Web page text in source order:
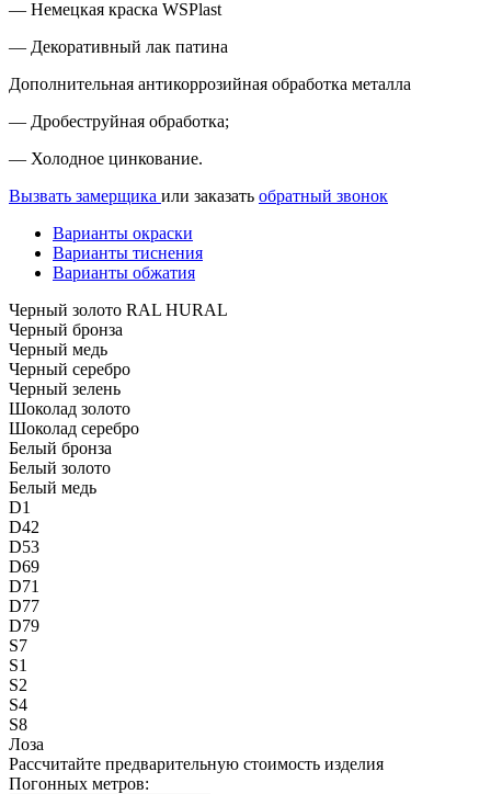
— Немецкая краска WSPlast
— Декоративный лак патина
Дополнительная антикоррозийная обработка металла
— Дробеструйная обработка;
— Холодное цинкование.
Вызвать замерщика или заказать обратный звонок
Варианты окраски
Варианты тиснения
Варианты обжатия
Черный золото RAL HURAL
Черный бронза
Черный медь
Черный серебро
Черный зелень
Шоколад золото
Шоколад серебро
Белый бронза
Белый золото
Белый медь
D1
D42
D53
D69
D71
D77
D79
S7
S1
S2
S4
S8
Лоза
Рассчитайте предварительную стоимость изделия
Погонных метров: